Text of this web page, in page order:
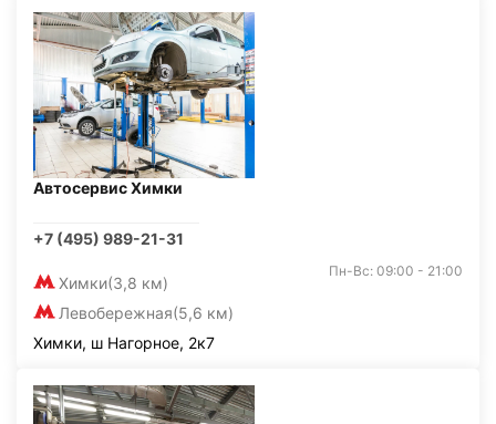
Автосервис Химки
+7 (495) 989-21-31
Химки(3,8 км)
Левобережная(5,6 км)
Пн-Вс: 09:00 - 21:00
Химки, ш Нагорное, 2к7